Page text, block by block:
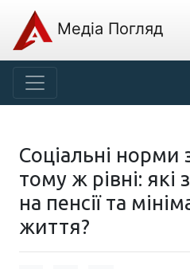
Медіа Погляд
Соціальні норми
тому ж рівні: які
на пенсії та
життя?